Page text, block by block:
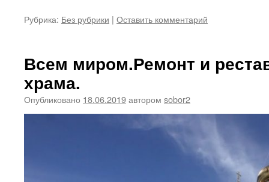
Рубрика: Без рубрики | Оставить комментарий
Всем миром.Ремонт и
храма.
Опубликовано 18.06.2019автором sobor2